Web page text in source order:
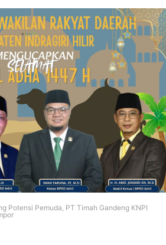
Potensi Pemuda, PT Timah Gandeng KNPI